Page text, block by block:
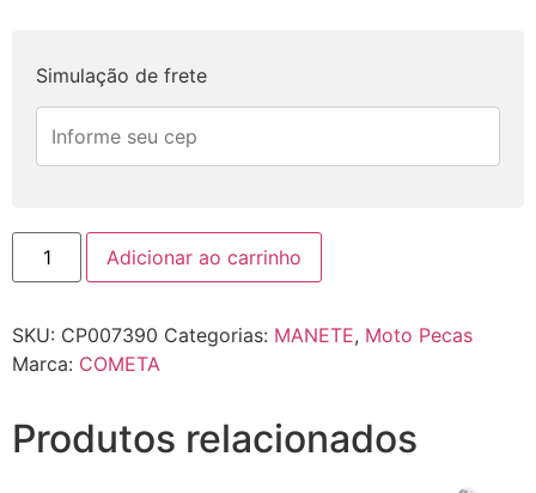
Simulação de frete
Adicionar ao carrinho
SKU: CP007390 Categorias: MANETE, Moto Pecas
Marca: COMETA
Produtos relacionados